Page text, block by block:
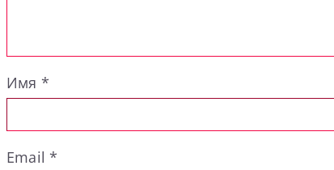
Имя *
Email*